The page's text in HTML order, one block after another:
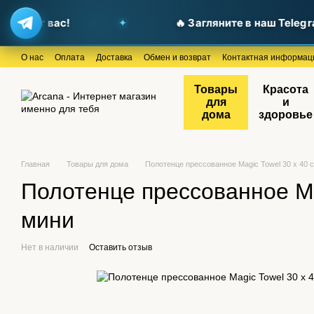
ждут вас! 🔥 Загляните в наш
Перейти к основному контенту
О нас Оплата Доставка Обмен и возврат Контактная
Товары
для
дома
Красота
и
здоровье
Главная Товары для дома Полотенце прессованное Magic Towel 30 х 40
Полотенце прессованное
мини
Нет в наличии Оставить отзыв